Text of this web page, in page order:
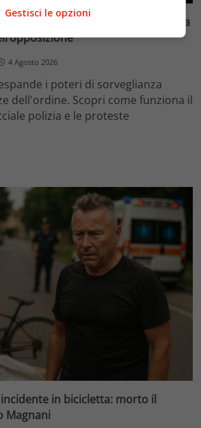
il governo accelera i poteri alla
4 Agosto 2026
i poteri di sorveglianza
dell'ordine. Scopri come funziona il
polizia e le proteste
in bicicletta: morto il
Magnani
Gestisci le opzioni